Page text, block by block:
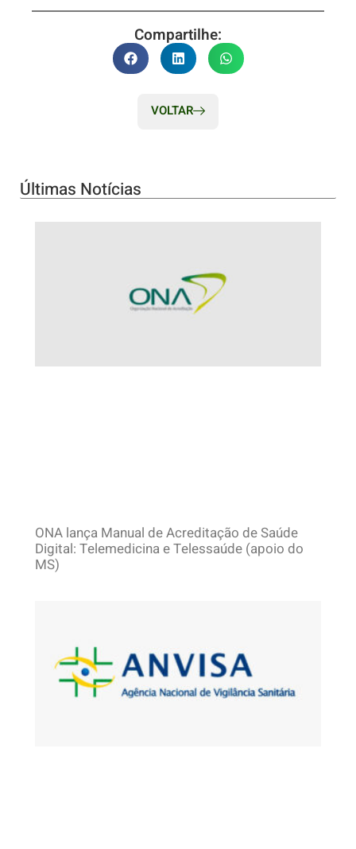
Compartilhe:
VOLTAR
Últimas Notícias
ONA lança Manual de Acreditação de Saúde
Digital: Telemedicina e Telessaúde (apoio do
MS)